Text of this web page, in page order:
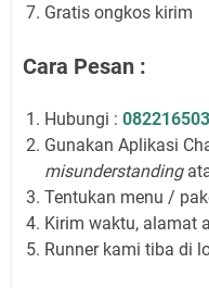
Gratis ongkos kirim
Cara Pesan :
Hubungi :
Gunakan Aplikasi
misunderstanding
Tentukan menu /
Kirim waktu, alamat
Runner kami tiba di